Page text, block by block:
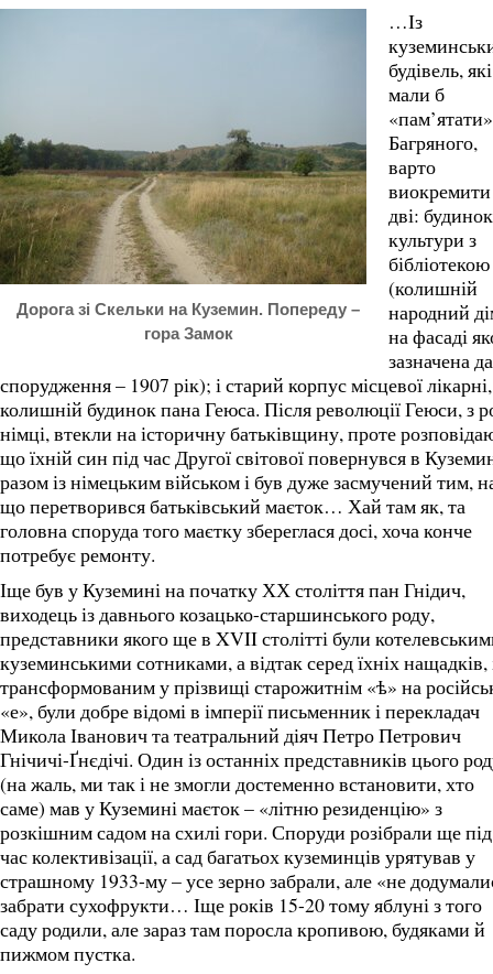
Дорога зі Скельки на Куземин. Попереду –
гора Замок
…Із
будівель, які
мали б
«пам’ятати»
Багряного,
варто
виокремити
дві: будинок
культури з
бібліотекою
(колишній
народний
на фасаді
зазначена
спорудження – 1907 рік); і старий корпус місцевої лікарні,
колишній будинок пана Геюса. Після революції Геюси, з
німці, втекли на історичну батьківщину, проте
що їхній син під час Другої світової повернувся в
разом із німецьким військом і був дуже засмучений тим,
що перетворився батьківський маєток… Хай там як, та
головна споруда того маєтку збереглася досі, хоча конче
потребує ремонту.
Іще був у Куземині на початку ХХ століття пан Гнідич,
виходець із давнього козацько-старшинського роду,
представники якого ще в XVII столітті були
куземинськими сотниками, а відтак серед їхніх нащадків,
трансформованим у прізвищі старожитнім «ѣ» на
«е», були добре відомі в імперії письменник і перекладач
Микола Іванович та театральний діяч Петро Петрович
Гнічичі-Ґнєдічі. Один із останніх представників цього
(на жаль, ми так і не змогли достеменно встановити, хто
саме) мав у Куземині маєток – «літню резиденцію» з
розкішним садом на схилі гори. Споруди розібрали ще під
час колективізації, а сад багатьох куземинців урятував у
страшному 1933-му – усе зерно забрали, але «не
забрати сухофрукти… Іще років 15-20 тому яблуні з того
саду родили, але зараз там поросла кропивою, будяками й
пижмом пустка.